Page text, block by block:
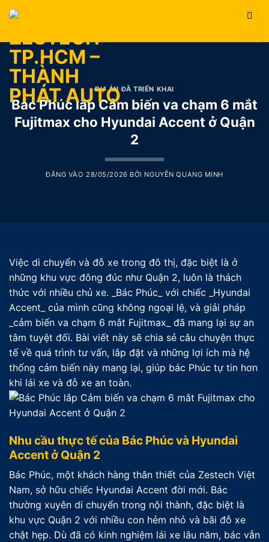
Bỏ
qua
dung
DỰ ÁN ĐÃ TRIỂN KHAI
Bác Phúc lắp Cảm biến va chạm 6 mắt
Fujitmax cho Hyundai Accent ở Quận
2
ĐĂNG VÀO28/05/2026 BỞI NGUYỄN QUANG MINH
Việc di chuyển và đỗ xe trong đô thị, đặc biệt là ở
những khu vực đông đúc như Quận 2, luôn là thách
thức với nhiều chủ xe. _Bác Phúc_ với chiếc _Hyundai
Accent_ của mình cũng không ngoại lệ, và giải pháp
_cảm biến va chạm 6 mắt Fujitmax_ đã mang lại sự an
tâm tuyệt đối. Bài viết này sẽ chia sẻ câu chuyện thực
tế về quá trình tư vấn, lắp đặt và những lợi ích mà hệ
thống cảm biến này mang lại, giúp bác Phúc tự tin hơn
khi lái xe và đỗ xe an toàn.
Nhu cầu thực tế của Bác Phúc và Hyundai
Accent ở Quận 2
Bác Phúc, một khách hàng thân thiết của Zestech Việt
Nam, sở hữu chiếc Hyundai Accent đời mới. Bác
thường xuyên di chuyển trong nội thành, đặc biệt là
khu vực Quận 2 với nhiều con hẻm nhỏ và bãi đỗ xe
chật hẹp. Dù đã có kinh nghiệm lái xe lâu năm, bác vẫn